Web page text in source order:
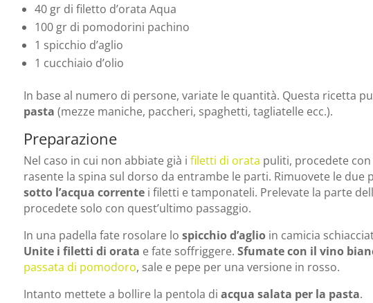
40 gr di filetto d’orata Aqua
100 gr di pomodorini pachino
1 spicchio d’aglio
1 cucchiaio d’olio
In base al numero di persone, variate le quantità. Questa ricetta
pasta (mezze maniche, paccheri, spaghetti, tagliatelle ecc.).
Preparazione
Nel caso in cui non abbiate già i filetti di orata puliti, procedete con
rasente la spina sul dorso da entrambe le parti. Rimuovete le due
sotto l’acqua correntei filetti e tamponateli. Prelevate la parte
procedete solo con quest’ultimo passaggio.
In una padella fate rosolare lo spicchio d’aglioin camicia
Unite i filetti di orata e fate soffriggere. Sfumate con il vino
passata di pomodoro, sale e pepe per una versione in rosso.
Intanto mettete a bollire la pentola di acqua salata per la pasta.